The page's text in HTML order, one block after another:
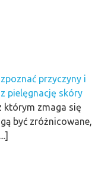
przyczyny i
pielęgnację skóry
którym zmaga się
być zróżnicowane,